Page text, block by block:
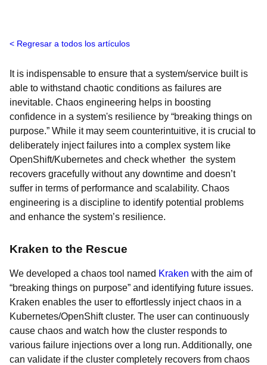
Regresar a todos los artículos
It is indispensable to ensure that a system/service built is
able to withstand chaotic conditions as failures are
inevitable. Chaos engineering helps in boosting
confidence in a system's resilience by “breaking things on
purpose.” While it may seem counterintuitive, it is crucial to
deliberately inject failures into a complex system like
OpenShift/Kubernetes and check whether the system
recovers gracefully without any downtime and doesn’t
suffer in terms of performance and scalability. Chaos
engineering is a discipline to identify potential problems
and enhance the system’s resilience.
Kraken to the Rescue
We developed a chaos tool named Kraken with the aim of
“breaking things on purpose” and identifying future issues.
Kraken enables the user to effortlessly inject chaos in a
Kubernetes/OpenShift cluster. The user can continuously
cause chaos and watch how the cluster responds to
various failure injections over a long run. Additionally, one
can validate if the cluster completely recovers from chaos